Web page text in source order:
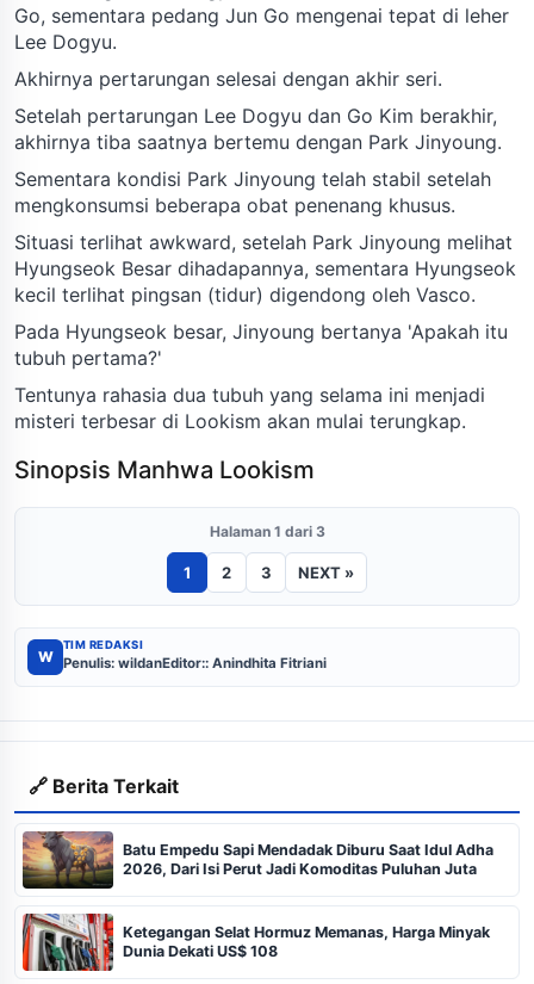
Go, sementara pedang Jun Go mengenai tepat di leher
Lee Dogyu.
Akhirnya pertarungan selesai dengan akhir seri.
Setelah pertarungan Lee Dogyu dan Go Kim berakhir,
akhirnya tiba saatnya bertemu dengan Park Jinyoung.
Sementara kondisi Park Jinyoung telah stabil setelah
mengkonsumsi beberapa obat penenang khusus.
Situasi terlihat awkward, setelah Park Jinyoung melihat
Hyungseok Besar dihadapannya, sementara Hyungseok
kecil terlihat pingsan (tidur) digendong oleh Vasco.
Pada Hyungseok besar, Jinyoung bertanya 'Apakah itu
tubuh pertama?'
Tentunya rahasia dua tubuh yang selama ini menjadi
misteri terbesar di Lookism akan mulai terungkap.
Sinopsis Manhwa Lookism
Halaman 1 dari 3
1 2 3 NEXT »
W
TIM REDAKSI
Penulis: wildanEditor:: Anindhita Fitriani
🔗 Berita Terkait
Batu Empedu Sapi Mendadak Diburu Saat Idul Adha
2026, Dari Isi Perut Jadi Komoditas Puluhan Juta
Ketegangan Selat Hormuz Memanas, Harga Minyak
Dunia Dekati US$ 108